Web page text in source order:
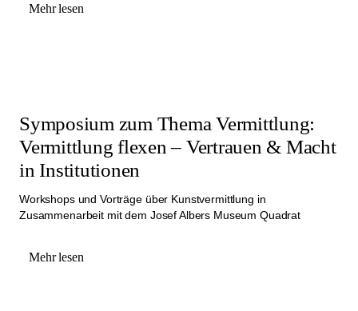
Mehr lesen
Symposium zum Thema Vermittlung:
Vermittlung flexen – Vertrauen & Macht
in Institutionen
Workshops und Vorträge über Kunstvermittlung in
Zusammenarbeit mit dem Josef Albers Museum Quadrat
Mehr lesen